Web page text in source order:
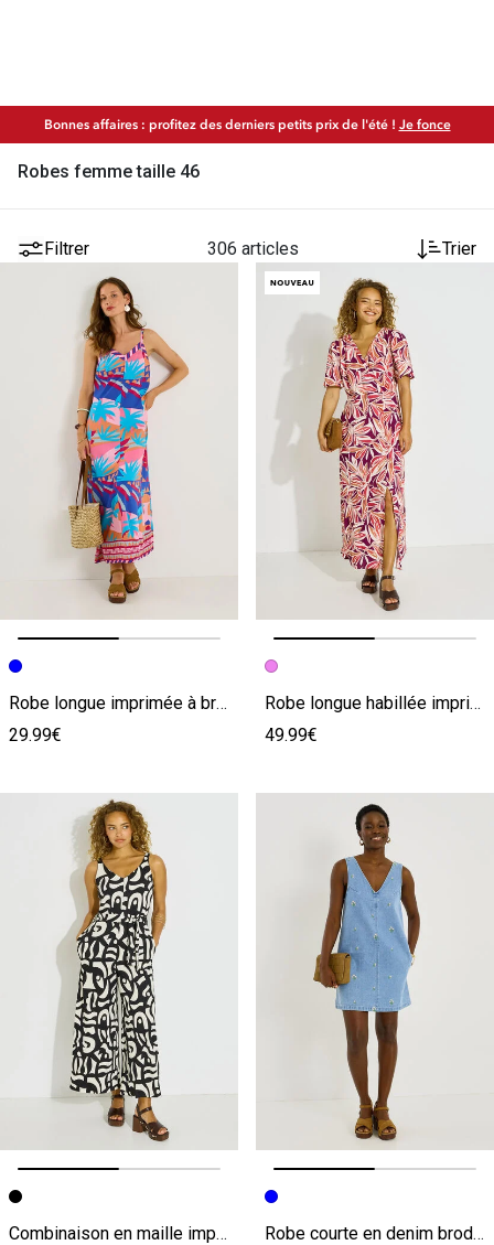
Bonnes affaires : profitez des derniers petits prix de l'été ! Je fonce
Robes femme taille 46
Filtrer 306 articles Trier
Image précédente
Image suivante
Robe longue imprimée à bretelles
29.99€
Image précédente
Image suivante
Robe longue habillée imprimé fleuri
49.99€
Image précédente
Image suivante
Combinaison en maille imprimée femme
Image précédente
Image suivante
Robe courte en denim broderies florales